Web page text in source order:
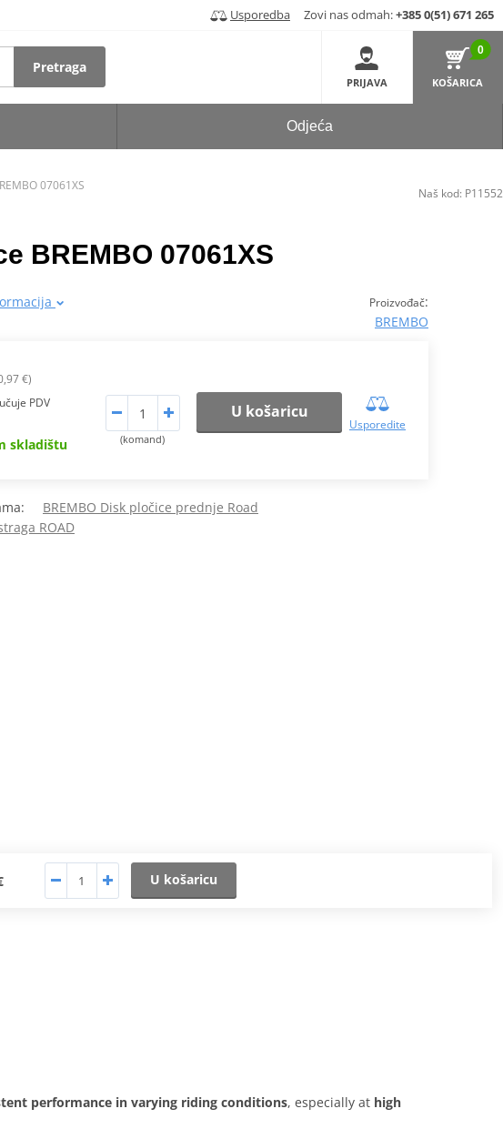
Usporedba Zovi nas odmah:+385 0(51) 671 265
Pretraga
PRIJAVA
0
KOŠARICA
Odjeća
07061XS
BREMBO 07061XS
Proizvođač:
BREMBO
€)
PDV
skladištu (komand)
U košaricu
Usporedite
BREMBO Disk pločice prednje Road
ROAD
U košaricu
performance in varying riding conditions, especially at high
Naš kod: P11552